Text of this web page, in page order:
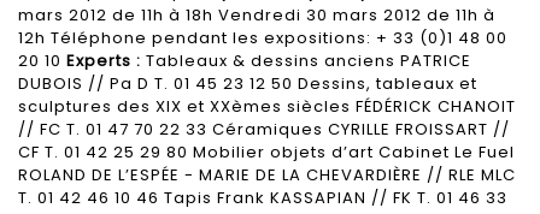
mars 2012 de 11h à 18h Vendredi 30 mars 2012 de 11h à
12h Téléphone pendant les expositions: + 33 (0)1 48 00
20 10 Experts : Tableaux & dessins anciens PATRICE
DUBOIS // Pa D T. 01 45 23 12 50 Dessins, tableaux et
sculptures des XIX et XXèmes siècles FÉDÉRICK CHANOIT
// FC T. 01 47 70 22 33 Céramiques CYRILLE FROISSART //
CF T. 01 42 25 29 80 Mobilier objets d’art Cabinet Le Fuel
ROLAND DE L’ESPÉE - MARIE DE LA CHEVARDIÈRE // RLE MLC
T. 01 42 46 10 46 Tapis Frank KASSAPIAN // FK T. 01 46 33